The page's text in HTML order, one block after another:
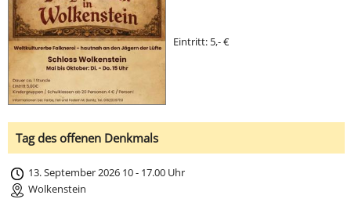
Eintritt: 5,- €
Tag des offenen Denkmals
13. September 2026 10 - 17.00 Uhr
Wolkenstein